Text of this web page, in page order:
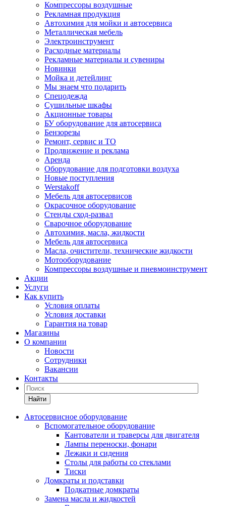
Компрессоры воздушные
Рекламная продукция
Автохимия для мойки и автосервиса
Металлическая мебель
Электроинструмент
Расходные материалы
Рекламные материалы и сувениры
Новинки
Мойка и детейлинг
Мы знаем что подарить
Спецодежда
Сушильные шкафы
Акционные товары
БУ оборудование для автосервиса
Бензорезы
Ремонт, сервис и ТО
Продвижение и реклама
Аренда
Оборудование для подготовки воздуха
Новые поступления
Werstakoff
Мебель для автосервисов
Окрасочное оборудование
Стенды сход-развал
Сварочное оборудование
Автохимия, масла, жидкости
Мебель для автосервиса
Масла, очистители, технические жидкости
Мотооборудование
Компрессоры воздушные и пневмоинструмент
Акции
Услуги
Как купить
Условия оплаты
Условия доставки
Гарантия на товар
Магазины
О компании
Новости
Сотрудники
Вакансии
Контакты
Найти
Автосервисное оборудование
Вспомогательное оборудование
Кантователи и траверсы для двигателя
Лампы переноски, фонари
Лежаки и сидения
Столы для работы со стеклами
Тиски
Домкраты и подставки
Подкатные домкраты
Замена масла и жидкостей